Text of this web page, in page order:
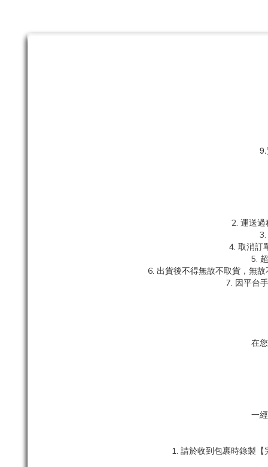
2. 運送過
4. 取消訂
5.
6. 出貨後不得無故不取貨，無
7. 因平台
在
一
1. 請於收到包裹時錄製